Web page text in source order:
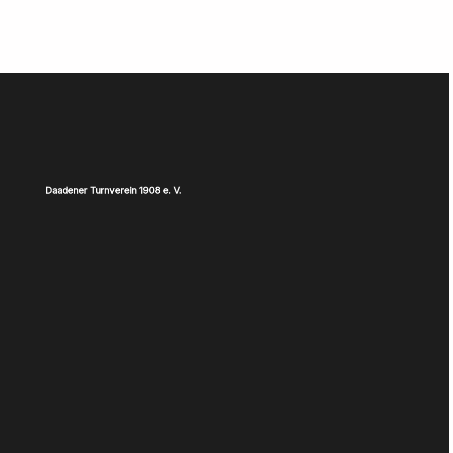
Daadener Turnverein 1908 e. V.